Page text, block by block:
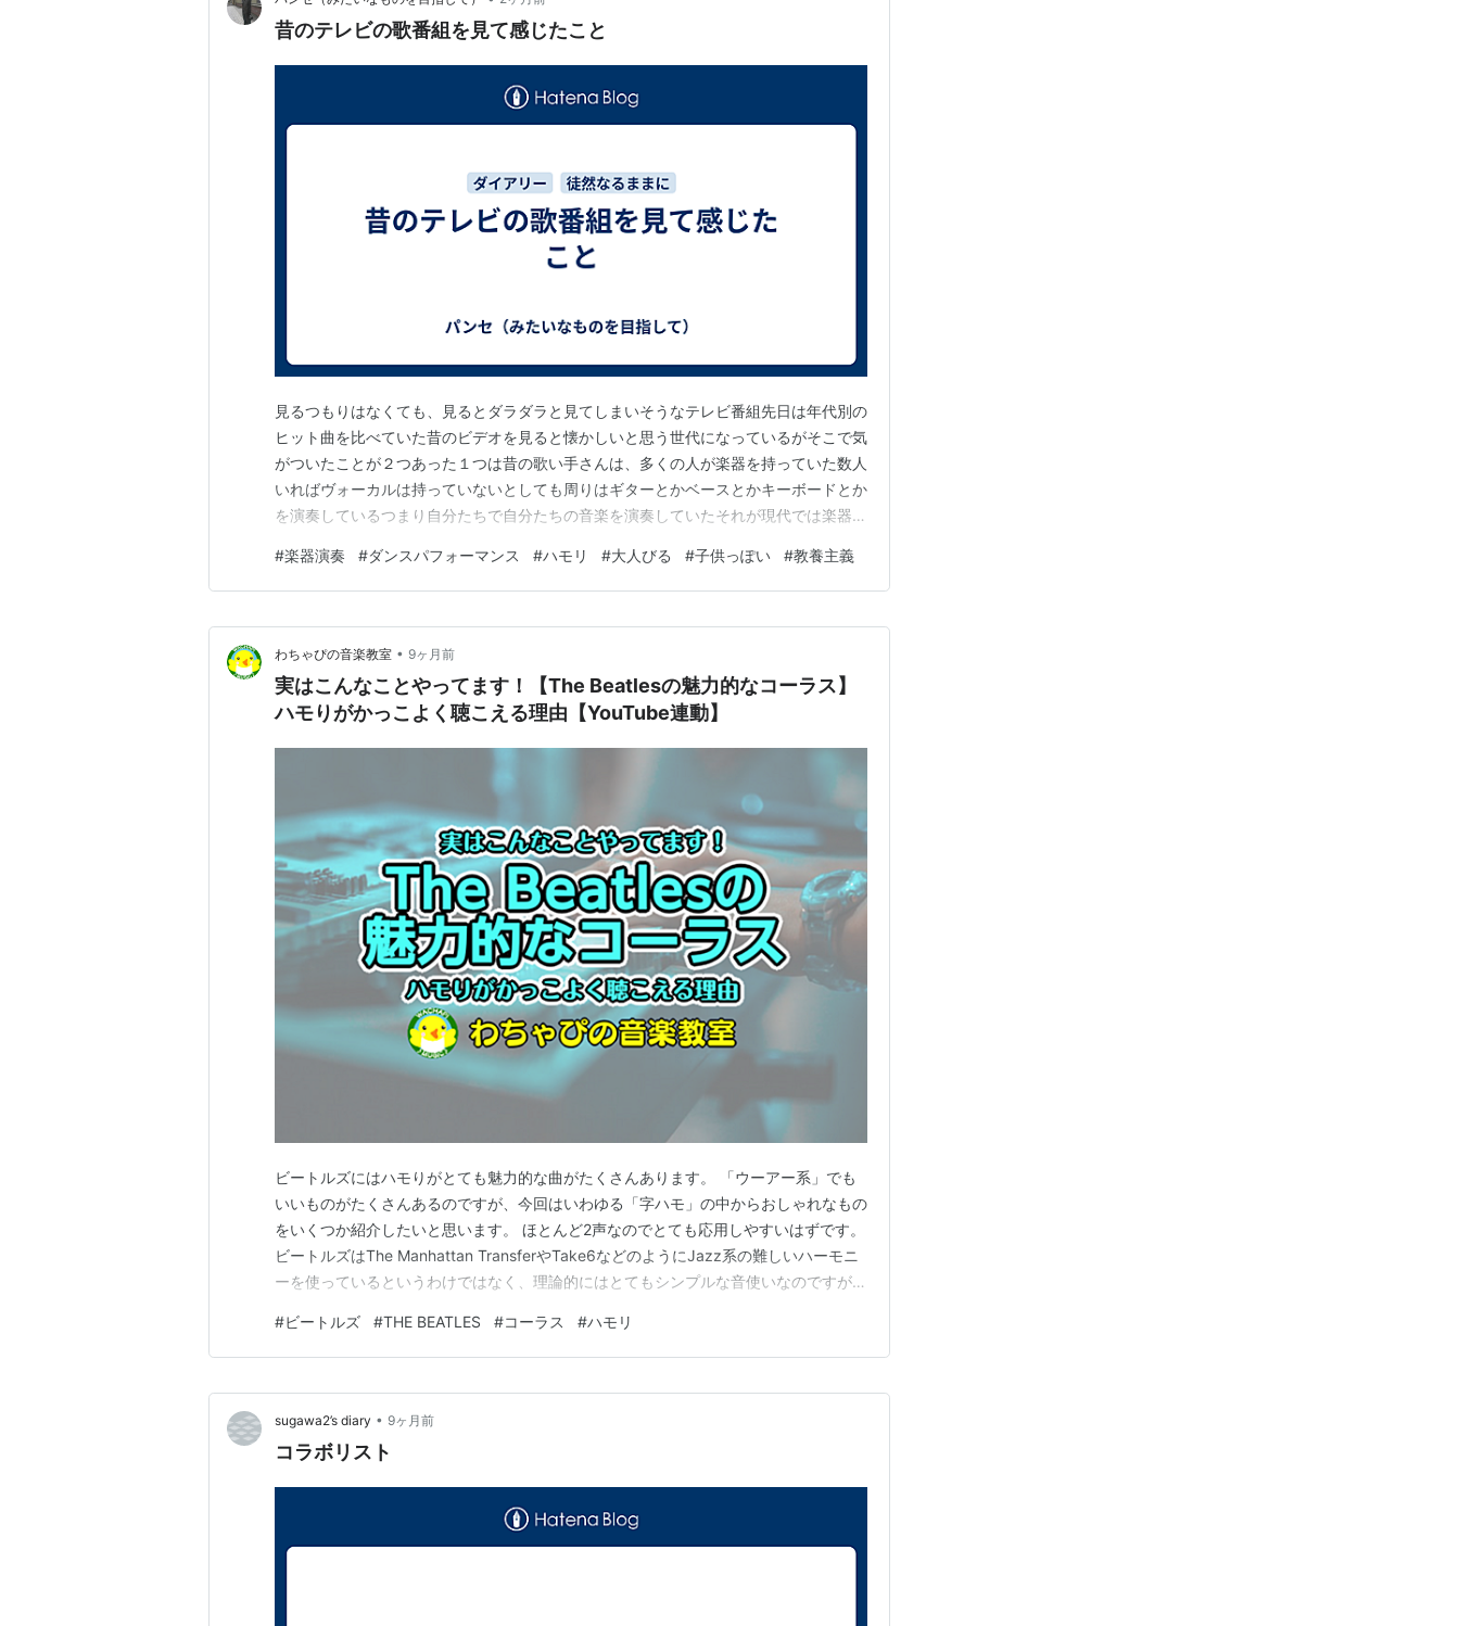
昔のテレビの歌番組を見て感じたこと
見るつもりはなくても、見るとダラダラと見てしまいそうなテレビ番組先日は年代別の
ヒット曲を比べていた昔のビデオを見ると懐かしいと思う世代になっているがそこで気
がついたことが２つあった１つは昔の歌い手さんは、多くの人が楽器を持っていた数人
いればヴォーカルは持っていないとしても周りはギターとかベースとかキーボードとか
を演奏しているつまり自分たちで自分たちの音楽を演奏していたそれが現代では楽器奏
スを披露する歌はアップテンポで言葉数が多いそのパフォーマンスは難しいだろうなと
思いつつも自分にとっては音楽の部分がつまらないと思えて…
#楽器演奏 #ダンスパフォーマンス #ハモリ #大人びる #子供っぽい #教養主義
わちゃぴの音楽教室 • 9ヶ月前
実はこんなことやってます！【The Beatlesの魅力的なコーラス】
ハモりがかっこよく聴こえる理由【YouTube連動】
ビートルズにはハモりがとても魅力的な曲がたくさんあります。 「ウーアー系」でも
いいものがたくさんあるのですが、今回はいわゆる「字ハモ」の中からおしゃれなもの
をいくつか紹介したいと思います。 ほとんど2声なのでとても応用しやすいはずです。
ビートルズはThe Manhattan TransferやTake6などのようにJazz系の難しいハーモニ
ーを使っているというわけではなく、理論的にはとてもシンプルな音使いなのですが、
ラを紹介した記事はこちら Please Please Me I Saw Her Standing…
#ビートルズ #THE BEATLES #コーラス #ハモリ
sugawa2’s diary • 9ヶ月前
コラボリスト